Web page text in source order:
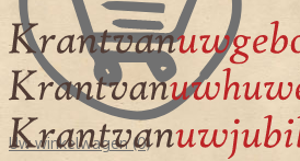
Uw winkelwagen (0)